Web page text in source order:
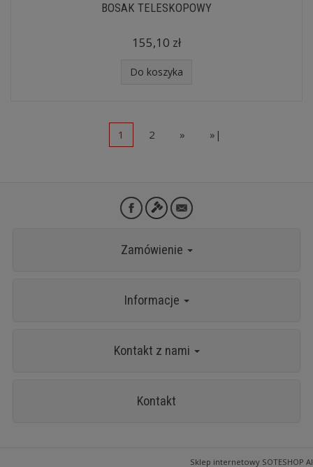
BOSAK TELESKOPOWY
155,10 zł
Do koszyka
1 2 » »|
Zamówienie
Informacje
Kontakt z nami
Kontakt
Sklep internetowy SOTESHOP AI